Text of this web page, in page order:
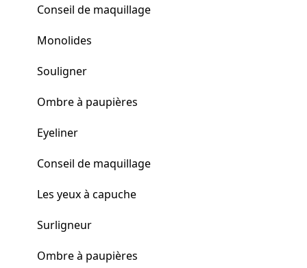
Conseil de maquillage
Monolides
Souligner
Ombre à paupières
Eyeliner
Conseil de maquillage
Les yeux à capuche
Surligneur
Ombre à paupières